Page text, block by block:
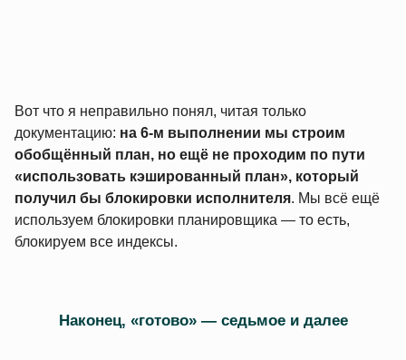
Вот что я неправильно понял, читая только
документацию: на 6‑м выполнении мы строим
обобщённый план, но ещё не проходим по пути
«использовать кэшированный план», который
получил бы блокировки исполнителя. Мы всё ещё
используем блокировки планировщика — то есть,
блокируем все индексы.
Наконец, «готово» — седьмое и далее